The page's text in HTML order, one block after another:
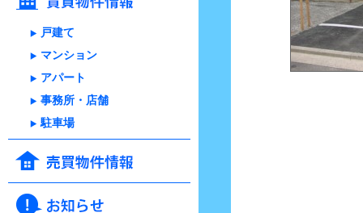
戸建て
マンション
アパート
事務所・店舗
駐車場